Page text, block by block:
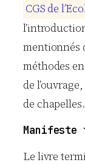
CGS de l’Eco
mentionnés
méthodes
de
de
Manifeste
Le livre